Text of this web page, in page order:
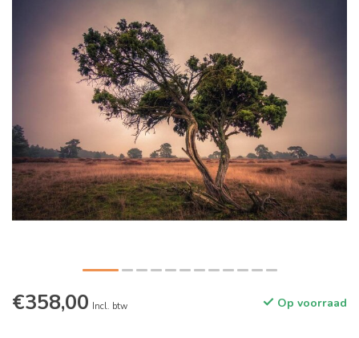
€358,00 Incl. btw Op voorraad